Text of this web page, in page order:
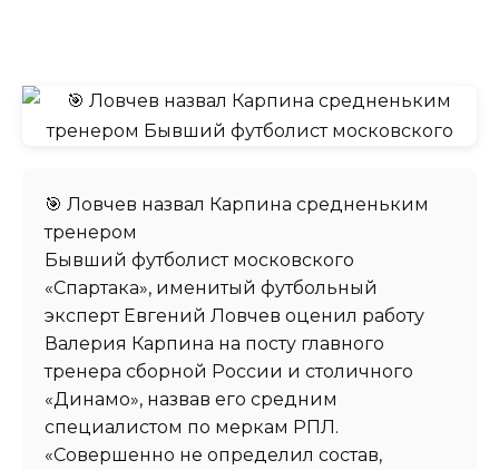
🎯 Ловчев назвал Карпина средненьким
тренером
Бывший футболист московского
«Спартака», именитый футбольный
эксперт Евгений Ловчев оценил работу
Валерия Карпина на посту главного
тренера сборной России и столичного
«Динамо», назвав его средним
специалистом по меркам РПЛ.
«Совершенно не определил состав,